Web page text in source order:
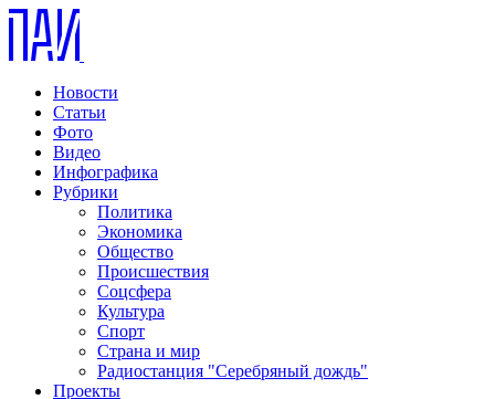
Новости
Статьи
Фото
Видео
Инфографика
Рубрики
Политика
Экономика
Общество
Происшествия
Соцсфера
Культура
Спорт
Страна и мир
Радиостанция "Серебряный дождь"
Проекты